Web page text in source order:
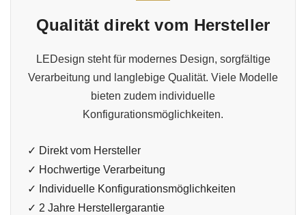
Qualität direkt vom Hersteller
LEDesign steht für modernes Design, sorgfältige
Verarbeitung und langlebige Qualität. Viele Modelle
bieten zudem individuelle
Konfigurationsmöglichkeiten.
✓ Direkt vom Hersteller
✓ Hochwertige Verarbeitung
✓ Individuelle Konfigurationsmöglichkeiten
✓ 2 Jahre Herstellergarantie